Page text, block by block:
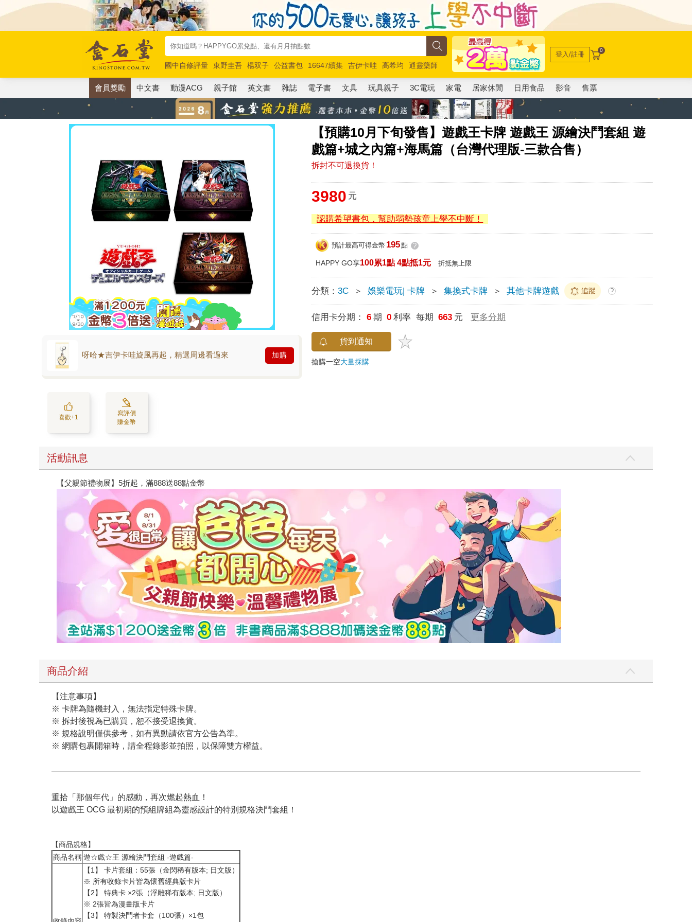
國中自修評量 東野圭吾 楊双子 公益書包 16647續集 吉伊卡哇 高希均
通靈藥師
唯紅花綻放
奧德賽 路邊攤新作 馬斯克 玩具總動員5 超慢跑
登入/註冊 0
會員獎勵 中文書 動漫ACG 親子館 英文書 雜誌 電子書 文具 玩具親子 3C電玩 家電 居家休閒 日用食品 影音 售票
【預購10月下旬發售】遊戲王卡牌 遊戲王 源繪決鬥套組 遊
戲篇+城之內篇+海馬篇（台灣代理版-三款合售）
拆封不可退換貨！
呀哈★吉伊卡哇旋風再起，精選周邊看過來 加購
喜歡+1
寫評價
賺金幣
3980 元
認購希望書包，幫助弱勢孩童上學不中斷！
預計最高可得金幣 195點 ?
HAPPY GO享100累1點 4點抵1元 折抵無上限
分類：3C ＞ 娛樂電玩| 卡牌 ＞ 集換式卡牌 ＞ 其他卡牌遊戲 追蹤 ?
信用卡分期： 6 期 0 利率 每期 663 元 更多分期
貨到通知
搶購一空大量採購
活動訊息
【父親節禮物展】5折起，滿888送88點金幣
商品介紹
【注意事項】
※ 卡牌為隨機封入，無法指定特殊卡牌。
※ 拆封後視為已購買，恕不接受退換貨。
※ 規格說明僅供參考，如有異動請依官方公告為準。
※ 網購包裹開箱時，請全程錄影並拍照，以保障雙方權益。
重拾「那個年代」的感動，再次燃起熱血！
以遊戲王 OCG 最初期的預組牌組為靈感設計的特別規格決鬥套組！
【商品規格】
商品名稱遊☆戲☆王 源繪決鬥套組 -遊戲篇-
【1】 卡片套組：55張（金閃稀有版本; 日文版）
※ 所有收錄卡片皆為懷舊經典版卡片
【2】 特典卡 ×2張（浮雕稀有版本; 日文版）​
※ 2張皆為漫畫版卡片
【3】 特製決鬥者卡套（100張）×1包